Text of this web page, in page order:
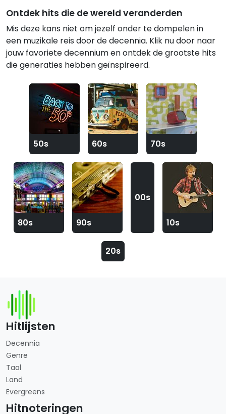
Ontdek hits die de wereld veranderden
Mis deze kans niet om jezelf onder te dompelen in
een muzikale reis door de decennia. Klik nu door naar
jouw favoriete decennium en ontdek de grootste hits
die generaties hebben geïnspireerd.
50s 60s 70s
80s 90s
00s
10s
20s
Hitlijsten
Decennia
Genre
Taal
Land
Evergreens
Hitnoteringen